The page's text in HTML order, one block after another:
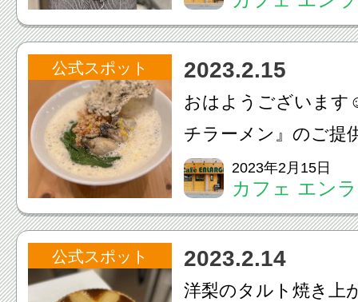
す☺️お席がいっぱい
ったお客様申し訳あ
た‍♂️‍♀️本日ディナー
公式スポット 2023.2.15
おはようございま
チラーメン』のご提
22日（水）で終了致
もまだお席ご用意で
軽にお問い合わせ下
からは新しい『フレ
2023年2月15日
カフェ エン
公式スポット 2023.2.14
洋梨のタルト焼き上